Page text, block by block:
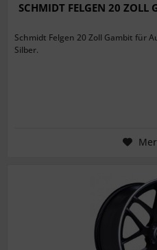
SCHMIDT FELGEN 20 ZOLL
Schmidt Felgen 20 Zoll Gambit für
Silber.